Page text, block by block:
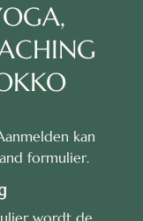
kan
formulier.
wordt de